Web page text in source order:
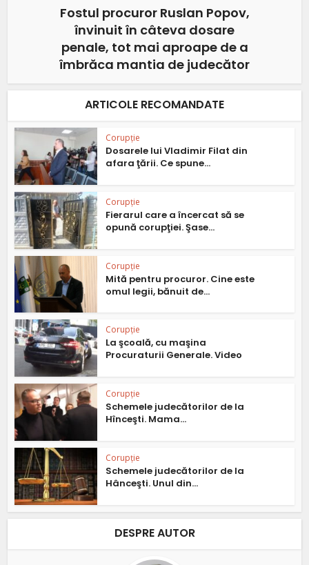
Fostul procuror Ruslan Popov,
învinuit în câteva dosare
penale, tot mai aproape de a
îmbrăca mantia de judecător
ARTICOLE RECOMANDATE
Corupție
Dosarele lui Vladimir Filat din
afara ţării. Ce spune...
Corupție
Fierarul care a încercat să se
opună corupţiei. Şase...
Corupție
Mită pentru procuror. Cine este
omul legii, bănuit de...
Corupție
La şcoală, cu maşina
Procuraturii Generale. Video
Corupție
Schemele judecătorilor de la
Hînceşti. Mama...
Corupție
Schemele judecătorilor de la
Hânceşti. Unul din...
DESPRE AUTOR